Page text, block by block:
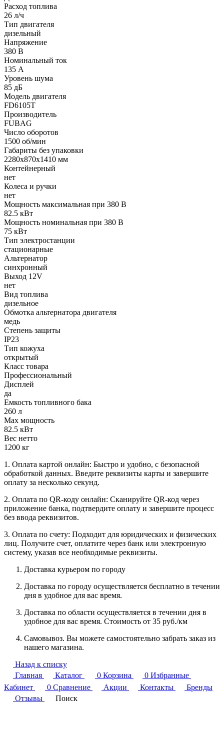
Расход топлива
26 л/ч
Тип двигателя
дизельный
Напряжение
380 В
Номинальный ток
135 А
Уровень шума
85 дБ
Модель двигателя
FD6105T
Производитель
FUBAG
Число оборотов
1500 об/мин
Габариты без упаковки
2280х870х1410 мм
Контейнерный
нет
Колеса и ручки
нет
Мощность максимальная при 380 В
82.5 кВт
Мощность номинальная при 380 В
75 кВт
Тип электростанции
стационарные
Альтернатор
синхронный
Выход 12V
нет
Вид топлива
дизельное
Обмотка альтернатора двигателя
медь
Степень защиты
IP23
Тип кожуха
открытый
Класс товара
Профессиональный
Дисплей
да
Емкость топливного бака
260 л
Max мощность
82.5 кВт
Вес нетто
1200 кг
1. Оплата картой онлайн: Быстро и удобно, с безопасной
обработкой данных. Введите реквизиты карты и завершите
оплату за несколько секунд.
2. Оплата по QR-коду онлайн: Сканируйте QR-код через
приложение банка, подтвердите оплату и завершите процесс
без ввода реквизитов.
3. Оплата по счету: Подходит для юридических и физических
лиц. Получите счет, оплатите через банк или электронную
систему, указав все необходимые реквизиты.
Доставка курьером по городу
Доставка по городу осуществляется бесплатно в течении
дня в удобное для вас время.
Доставка по области осуществляется в течении дня в
удобное для вас время. Стоимость от 35 руб./км
Самовывоз. Вы можете самостоятельно забрать заказ из
нашего магазина.
Назад к списку
Главная
Каталог 0 Корзина 0 Избранные
Кабинет
0 Сравнение Акции Контакты
Бренды
Отзывы
Поиск